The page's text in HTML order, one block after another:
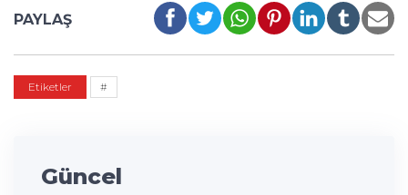
PAYLAŞ
Etiketler #
Güncel